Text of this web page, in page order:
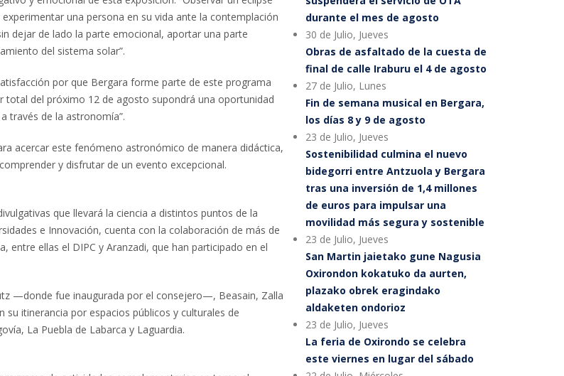
una persona en su vida ante la contemplación
dejar de lado la parte emocional, aportar una parte
del sistema solar”.
por que Bergara forme parte de este programa
total del próximo 12 de agosto supondrá una oportunidad
través de la astronomía”.
acercar este fenómeno astronómico de manera didáctica,
y disfrutar de un evento excepcional.
que llevará la ciencia a distintos puntos de la
e Innovación, cuenta con la colaboración de más de
entre ellas el DIPC y Aranzadi, que han participado en el
—donde fue inaugurada por el consejero—, Beasain, Zalla
itinerancia por espacios públicos y culturales de
La Puebla de Labarca y Laguardia.
durante el mes de agosto
30 de Julio, Jueves
Obras de asfaltado de la cuesta de
final de calle Iraburu el 4 de agosto
27 de Julio, Lunes
Fin de semana musical en Bergara,
los días 8 y 9 de agosto
23 de Julio, Jueves
Sostenibilidad culmina el nuevo
bidegorri entre Antzuola y Bergara
tras una inversión de 1,4 millones
de euros para impulsar una
movilidad más segura y sostenible
23 de Julio, Jueves
San Martin jaietako gune Nagusia
Oxirondon kokatuko da aurten,
plazako obrek eragindako
aldaketen ondorioz
23 de Julio, Jueves
La feria de Oxirondo se celebra
este viernes en lugar del sábado